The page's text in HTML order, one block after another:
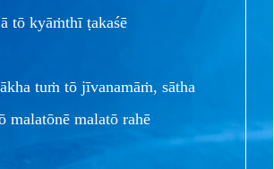
tō kyāṁthī ṭakaśē
tuṁ tō jīvanamāṁ, sātha
malatōnē malatō rahē